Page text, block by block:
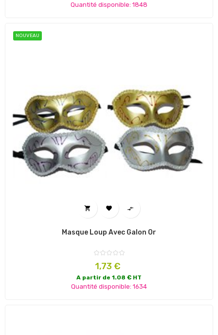
Quantité disponible: 1848
NOUVEAU
  
Masque Loup Avec Galon Or
Prix
1,73 €
A partir de 1.08 € HT
Quantité disponible: 1634